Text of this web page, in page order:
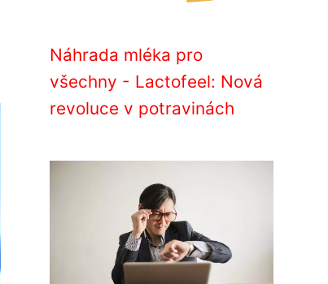
Náhrada mléka pro
všechny - Lactofeel: Nová
revoluce v potravinách